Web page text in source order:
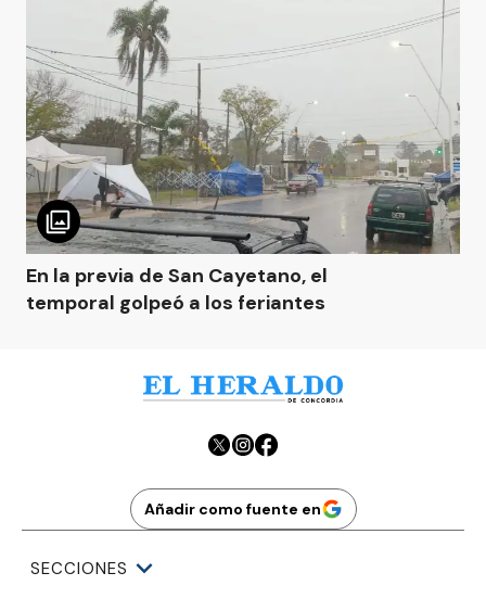
En la previa de San Cayetano, el
temporal golpeó a los feriantes
Añadir como fuente en
SECCIONES